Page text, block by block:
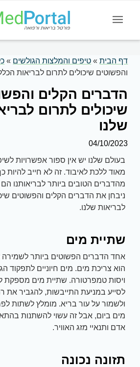
דף הבית» טיפים והמלצות הגולשים »
והפשוטים שיכולים לתרום לבריאות
הדברים הקלים
שיכולים לתרום
שלנו
04/10/2023
בעולם שלנו יש אין ספור אפשרויות
מאוד ללכת לאיבוד. זה לא חייב
מהדברים הטובים ביותר לבריאותנו
ניבחן את הדברים הקלים והפשוטים
לבריאות שלנו.
שתיית מים
אחד הדברים הפשוטים ביותר
הוא צריכת מים. מים חיוניים לתפקוד
ויסות טמפרטורה. שתיית מים מספקת
לסייע במניעת התייבשות, להגביר את
ולשמור על עור בריא. מומלץ לשתות
מים ביום, אבל זה עשוי להשתנות
אדם ותנאיי מזג האוויר.
תזונה נכונה